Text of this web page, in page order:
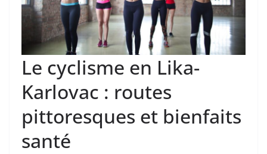
Le cyclisme en Lika-
Karlovac : routes
pittoresques et bienfaits
santé